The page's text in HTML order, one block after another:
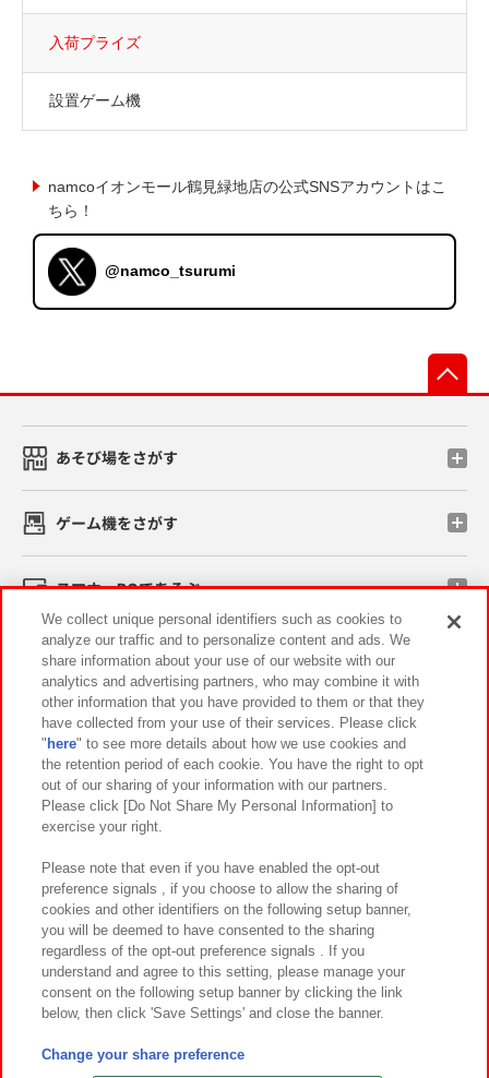
入荷プライズ
設置ゲーム機
namcoイオンモール鶴見緑地店の公式SNSアカウントはこ
ちら！
@namco_tsurumi
あそび場をさがす
ゲーム機をさがす
スマホ・PCであそぶ
イベント・キャンペーン
関連会社 サステナビリティ サイトポリシー
プライバシーポリシー ウェブアクセシビリティ方針と検証結果
お取引先さまとともに
カスタマーハラスメント対応方針 よくあるご質問・お問い合わせ
©Bandai Namco Amusement Inc.
©Bandai Namco Amusement Lab Inc.
We collect unique personal identifiers such as cookies to
analyze our traffic and to personalize content and ads. We
share information about your use of our website with our
analytics and advertising partners, who may combine it with
other information that you have provided to them or that they
have collected from your use of their services. Please click
" here" to see more details about how we use cookies and
the retention period of each cookie. You have the right to opt
out of our sharing of your information with our partners.
Please click [Do Not Share My Personal Information] to
exercise your right.
Please note that even if you have enabled the opt-out
preference signals , if you choose to allow the sharing of
cookies and other identifiers on the following setup banner,
you will be deemed to have consented to the sharing
regardless of the opt-out preference signals . If you
understand and agree to this setting, please manage your
consent on the following setup banner by clicking the link
below, then click 'Save Settings' and close the banner.
Change your share preference